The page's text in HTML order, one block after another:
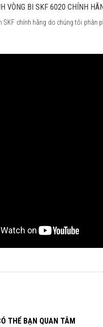
VÒNG BI SKF 6020 CHÍNH
SKF chính hãng do chúng tôi phân
THỂ BẠN QUAN TÂM